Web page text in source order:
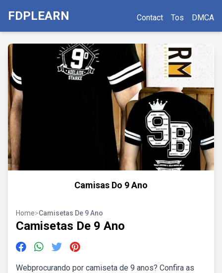
FDPLEARN Contact Tos DMCA
Camisas Do 9 Ano
Home>Camisetas De 9 Ano
Camisetas De 9 Ano
Webprocurando por camiseta de 9 anos? Confira as